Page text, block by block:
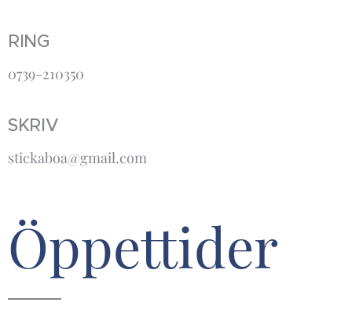
RING
0739-210350
SKRIV
stickaboa@gmail.com
Öppettider